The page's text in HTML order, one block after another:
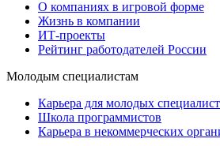
О компаниях в игровой форме
Жизнь в компании
ИТ-проекты
Рейтинг работодателей России
Молодым специалистам
Карьера для молодых
Школа программистов
Карьера в некоммерческих